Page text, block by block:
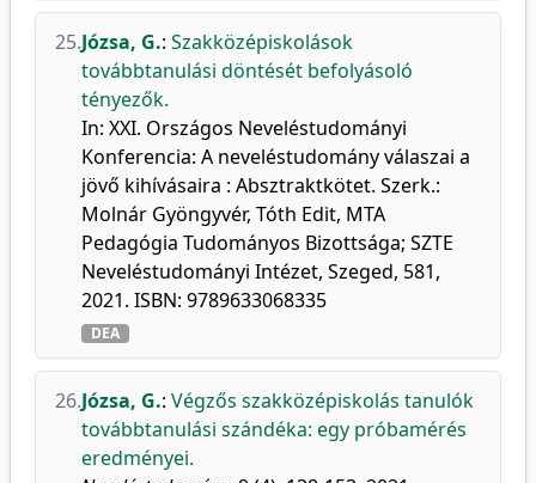
25.Józsa, G.: Szakközépiskolások
továbbtanulási döntését befolyásoló
tényezők.
In: XXI. Országos Neveléstudományi
Konferencia: A neveléstudomány válaszai a
jövő kihívásaira : Absztraktkötet. Szerk.:
Molnár Gyöngyvér, Tóth Edit, MTA
Pedagógia Tudományos Bizottsága; SZTE
Neveléstudományi Intézet, Szeged, 581,
2021. ISBN: 9789633068335
DEA
26.Józsa, G.: Végzős szakközépiskolás tanulók
továbbtanulási szándéka: egy próbamérés
eredményei.